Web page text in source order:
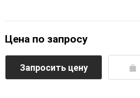
Цена по запросу
Запросить цену